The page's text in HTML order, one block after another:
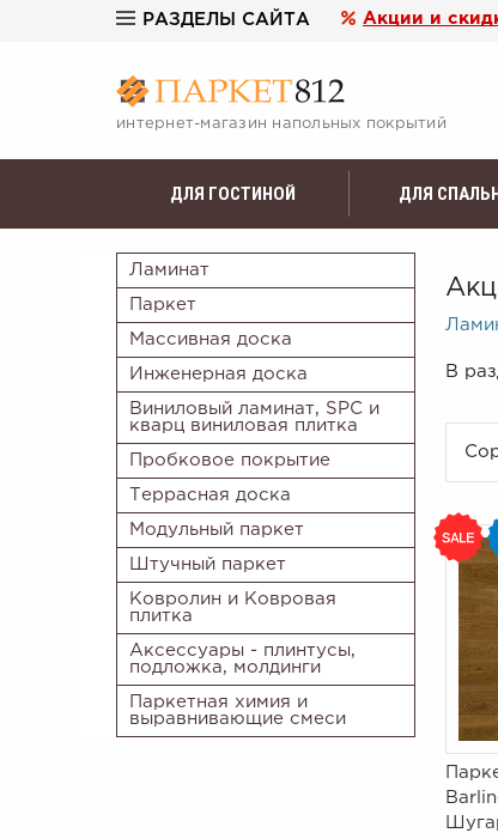
РАЗДЕЛЫ САЙТА Акции и
интернет-магазин напольных покрытий
ДЛЯ ГОСТИНОЙ ДЛЯ
Ламинат
Паркет
Массивная доска
Инженерная доска
Виниловый ламинат, SPC и
кварц виниловая плитка
Пробковое покрытие
Террасная доска
Модульный паркет
Штучный паркет
Ковролин и Ковровая
плитка
Аксессуары - плинтусы,
подложка, молдинги
Паркетная химия и
выравнивающие смеси
В